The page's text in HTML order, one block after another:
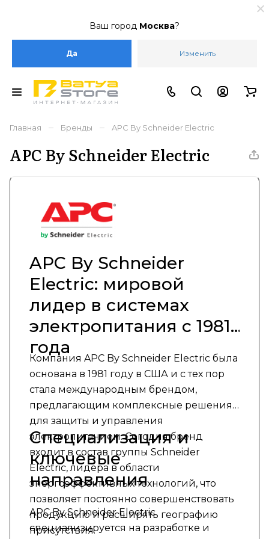
Ваш город Москва?
Да Изменить
Главная – Бренды – APC By Schneider Electric
APC By Schneider Electric
APC By Schneider
Electric: мировой
лидер в системах
электропитания с 1981
года
Компания APC By Schneider Electric была
основана в 1981 году в США и с тех пор
стала международным брендом,
предлагающим комплексные решения
для защиты и управления
электропитанием. Сегодня бренд
входит в состав группы Schneider
Electric, лидера в области
энергоэффективных технологий, что
позволяет постоянно совершенствовать
продукцию и расширять географию
присутствия.
Специализация и
ключевые
направления
APC By Schneider Electric
специализируется на разработке и